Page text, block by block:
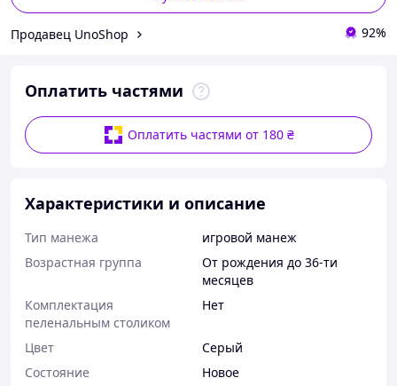
Продавец UnoShop 92%
Оплатить частями
Оплатить частями от 180 ₴
Характеристики и описание
Тип манежа
игровой манеж
Возрастная группа
От рождения до 36-ти
месяцев
Комплектация
пеленальным столиком
Нет
Цвет
Серый
Состояние
Новое